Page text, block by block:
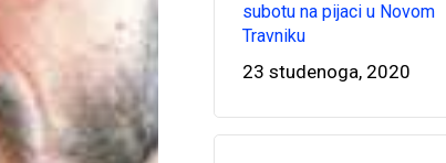
subotu na pijaci u Novom
Travniku
23 studenoga, 2020